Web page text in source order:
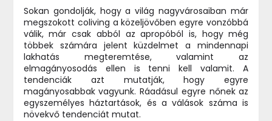
Sokan gondolják, hogy a világ nagyvárosaiban már
megszokott coliving a közeljövőben egyre vonzóbbá
válik, már csak abból az apropóból is, hogy még
többek számára jelent küzdelmet a mindennapi
lakhatás megteremtése, valamint az
elmagányosodás ellen is tenni kell valamit. A
tendenciák azt mutatják, hogy egyre
magányosabbak vagyunk.Ráadásul egyre nőnek az
egyszemélyes háztartások, és a válások száma is
növekvő tendenciát mutat.